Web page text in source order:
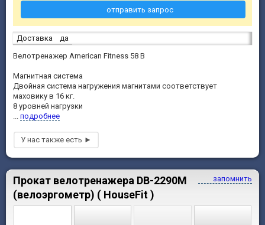
Доставка
да
Велотренажер American Fitness 58 B
Магнитная система
Двойная система нагружения магнитами соответствует
маховику в 16 кг.
8 уровней нагрузки
... подробнее
отправить запрос
запомнить
Прокат велотренажера DB-2290M
(велоэргометр) ( HouseFit )